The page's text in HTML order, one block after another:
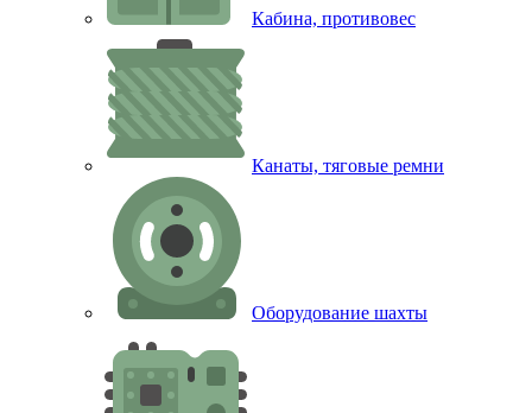
Кабина, противовес
Канаты, тяговые ремни
Оборудование шахты